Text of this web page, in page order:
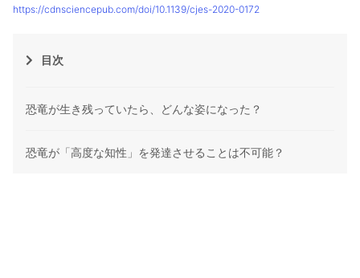
https://cdnsciencepub.com/doi/10.1139/cjes-2020-0172
目次
恐竜が生き残っていたら、どんな姿になった？
恐竜が「高度な知性」を発達させることは不可能？